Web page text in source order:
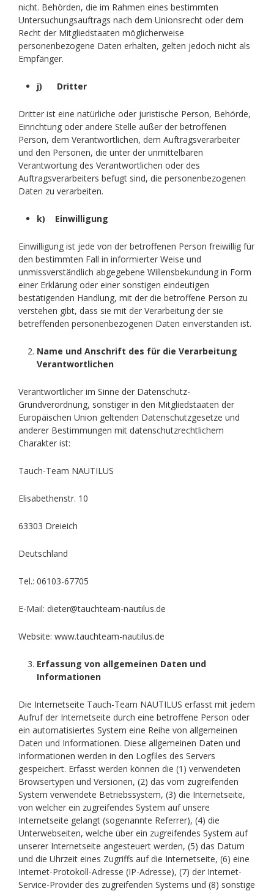
nicht. Behörden, die im Rahmen eines bestimmten
Untersuchungsauftrags nach dem Unionsrecht oder dem
Recht der Mitgliedstaaten möglicherweise
personenbezogene Daten erhalten, gelten jedoch nicht als
Empfänger.
j) Dritter
Dritter ist eine natürliche oder juristische Person, Behörde,
Einrichtung oder andere Stelle außer der betroffenen
Person, dem Verantwortlichen, dem Auftragsverarbeiter
und den Personen, die unter der unmittelbaren
Verantwortung des Verantwortlichen oder des
Auftragsverarbeiters befugt sind, die personenbezogenen
Daten zu verarbeiten.
k) Einwilligung
Einwilligung ist jede von der betroffenen Person freiwillig für
den bestimmten Fall in informierter Weise und
unmissverständlich abgegebene Willensbekundung in Form
einer Erklärung oder einer sonstigen eindeutigen
bestätigenden Handlung, mit der die betroffene Person zu
verstehen gibt, dass sie mit der Verarbeitung der sie
betreffenden personenbezogenen Daten einverstanden ist.
Name und Anschrift des für die Verarbeitung
Verantwortlichen
Verantwortlicher im Sinne der Datenschutz-
Grundverordnung, sonstiger in den Mitgliedstaaten der
Europäischen Union geltenden Datenschutzgesetze und
anderer Bestimmungen mit datenschutzrechtlichem
Charakter ist:
Tauch-Team NAUTILUS
Elisabethenstr. 10
63303 Dreieich
Deutschland
Tel.: 06103-67705
E-Mail: dieter@tauchteam-nautilus.de
Website: www.tauchteam-nautilus.de
Erfassung von allgemeinen Daten und
Informationen
Die Internetseite Tauch-Team NAUTILUS erfasst mit jedem
Aufruf der Internetseite durch eine betroffene Person oder
ein automatisiertes System eine Reihe von allgemeinen
Daten und Informationen. Diese allgemeinen Daten und
Informationen werden in den Logfiles des Servers
gespeichert. Erfasst werden können die (1) verwendeten
Browsertypen und Versionen, (2) das vom zugreifenden
System verwendete Betriebssystem, (3) die Internetseite,
von welcher ein zugreifendes System auf unsere
Internetseite gelangt (sogenannte Referrer), (4) die
Unterwebseiten, welche über ein zugreifendes System auf
unserer Internetseite angesteuert werden, (5) das Datum
und die Uhrzeit eines Zugriffs auf die Internetseite, (6) eine
Internet-Protokoll-Adresse (IP-Adresse), (7) der Internet-
Service-Provider des zugreifenden Systems und (8) sonstige